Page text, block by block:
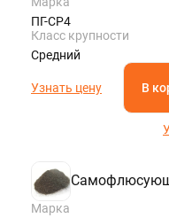
ПГ-СР4
Класс крупности
Средний
Узнать цену В
Марка